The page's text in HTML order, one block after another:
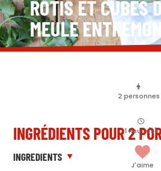
RÔTIS ET CUBES
MEULE
2 personnes
1heure(s)
J'aime
INGRÉDIENTS POUR 2
INGREDIENTS